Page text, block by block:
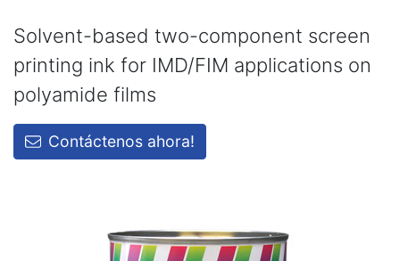
Solvent-based two-component screen
printing ink for IMD/FIM applications on
polyamide films
Contáctenos ahora!